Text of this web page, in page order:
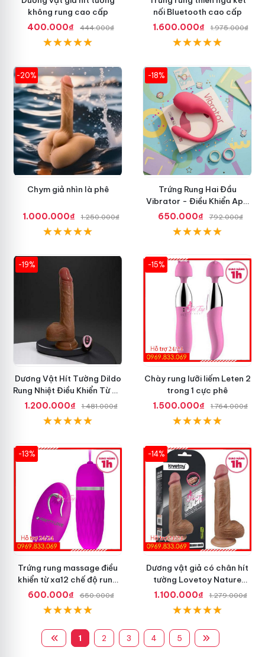
không rung cao cấp
400.000₫
444.000₫
nối Bluetooth cao cấp
1.600.000₫
1.975.000₫
-20%
Chym giả nhìn là phê
1.000.000₫ 1.250.000₫
-18%
Trứng Rung Hai Đầu
Vibrator - Điều Khiển App
Điện Thoại
650.000₫ 792.000₫
-19%
Dương Vật Hít Tường Dildo
Rung Nhiệt Điều Khiển Từ Xa
Tốt Nhất
1.200.000₫ 1.481.000₫
-15%
Chày rung lưỡi liếm Leten 2
trong 1 cực phê
1.500.000₫
1.764.000₫
-13%
Trứng rung massage điều
khiển từ xa12 chế độ rung
Pretty Love
600.000₫ 650.000₫
-14%
Dương vật giả có chân hít
tường Lovetoy Nature
Cock dài 8.5 inch
1.100.000₫ 1.279.000₫
1 2 3 4 5